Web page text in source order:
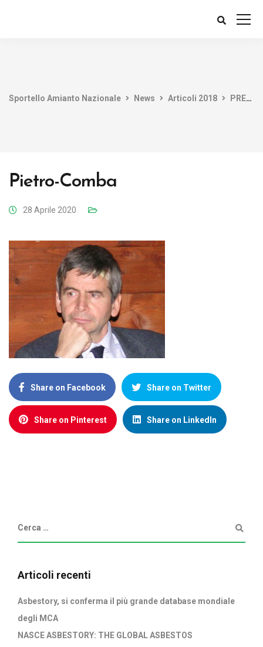
Sportello Amianto Nazionale News Articoli 2018 PRESENTATO L’ULTIMO RAPPORTO SUL MESOTELIOMA PLEURICO A CURA DELL’ISTITUTO SUPERIORE DI SANITÀ
Pietro-Comba
28 Aprile 2020
Share on Facebook Share on Twitter
Share on Pinterest Share on LinkedIn
Articoli recenti
Asbestory, si conferma il più grande database mondiale
degli MCA
NASCE ASBESTORY: THE GLOBAL ASBESTOS